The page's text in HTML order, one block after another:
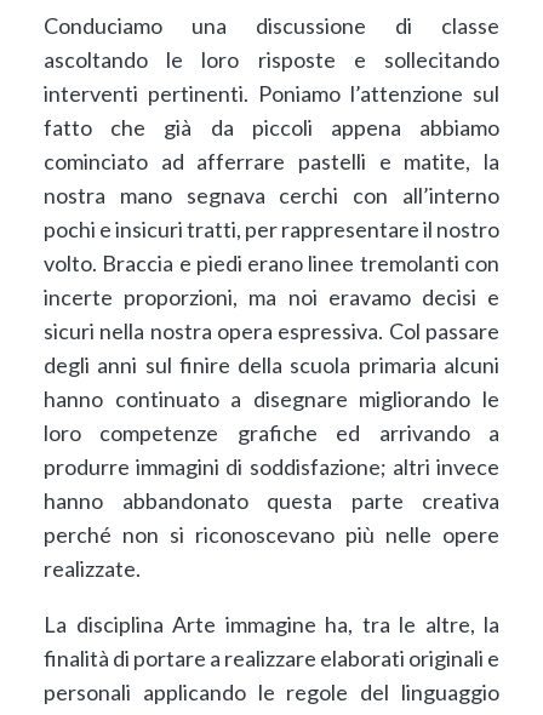
Conduciamo una discussione di classe
ascoltando le loro risposte e sollecitando
interventi pertinenti. Poniamo l’attenzione sul
fatto che già da piccoli appena abbiamo
cominciato ad afferrare pastelli e matite, la
nostra mano segnava cerchi con all’interno
pochi e insicuri tratti, per rappresentare il nostro
volto. Braccia e piedi erano linee tremolanti con
incerte proporzioni, ma noi eravamo decisi e
sicuri nella nostra opera espressiva. Col passare
degli anni sul finire della scuola primaria alcuni
hanno continuato a disegnare migliorando le
loro competenze grafiche ed arrivando a
produrre immagini di soddisfazione; altri invece
hanno abbandonato questa parte creativa
perché non si riconoscevano più nelle opere
realizzate.
La disciplina Arte immagine ha, tra le altre, la
finalità di portare a realizzare elaborati originali e
personali applicando le regole del linguaggio